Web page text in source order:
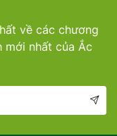
về các chương
mới nhất của Ắc